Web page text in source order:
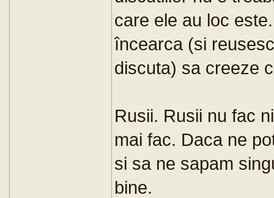
care ele au loc
încearca (si
discuta) sa creeze
Rusii. Rusii nu fac
mai fac. Daca ne
si sa ne sapam
bine.